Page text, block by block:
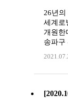
26년
세계로
개원한
송파